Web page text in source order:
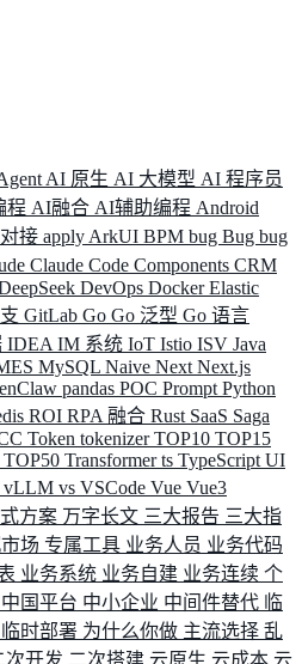
AI 原生 AI 大模型 AI 程序员
程 AI融合 AI辅助编程 Android
接 apply ArkUI BPM bug Bug bug
Claude Code Components CRM
DevOps DockerElastic
GitLab Go Go 泛型 Go 语言
IDEA IM 系统 IoT Istio ISV Java
MySQL Naive Next Next.js
pandas POC Prompt Python
ROI RPA 融合 Rust SaaS Saga
Token tokenizerTOP10 TOP15
TOP50 Transformerts TypeScript UI
vLLM vs VSCode Vue Vue3
方案 万字长文 三大报告 三大指
场 专属工具 业务人员 业务代码
业务系统 业务自建 业务连续 个
中国平台 中小企业 中间件替代 临
临时部署 为什么你做 主流选择 乱
次开发 二次搭建 云原生 云成本 云